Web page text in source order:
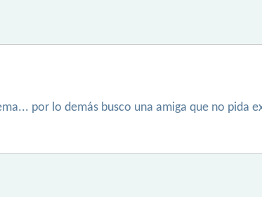
por lo demás busco una amiga que no pida